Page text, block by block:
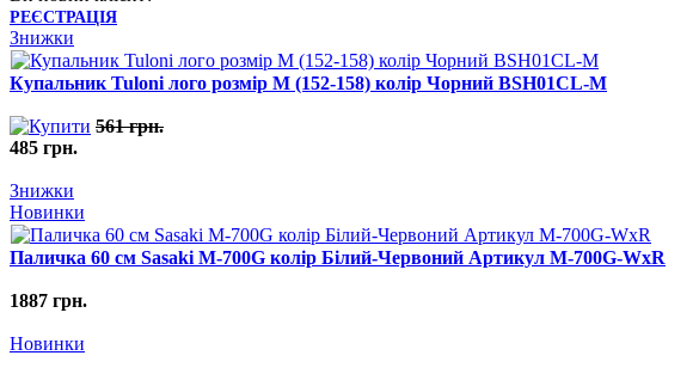
РЕЄСТРАЦІЯ
Знижки
Купальник Tuloni лого розмір M (152-158) колір Чорний BSH01CL-M
561 грн.
485 грн.
Знижки
Новинки
Паличка 60 см Sasaki M-700G колір Білий-Червоний Артикул M-700G-WxR
1887 грн.
Новинки